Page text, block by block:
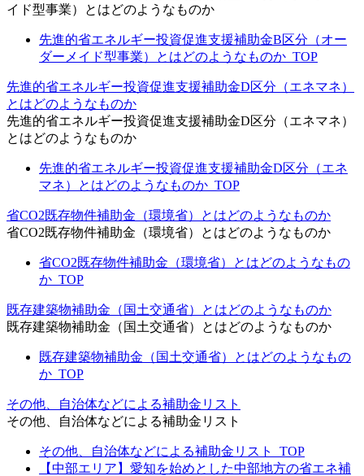
イド型事業）とはどのようなものか
先進的省エネルギー投資促進支援補助金B区分（オー
ダーメイド型事業）とはどのようなものか_TOP
先進的省エネルギー投資促進支援補助金D区分（エネマネ）
とはどのようなものか
先進的省エネルギー投資促進支援補助金D区分（エネマネ）
とはどのようなものか
先進的省エネルギー投資促進支援補助金D区分（エネ
マネ）とはどのようなものか_TOP
省CO2既存物件補助金（環境省）とはどのようなものか
省CO2既存物件補助金（環境省）とはどのようなものか
省CO2既存物件補助金（環境省）とはどのようなもの
か_TOP
既存建築物補助金（国土交通省）とはどのようなものか
既存建築物補助金（国土交通省）とはどのようなものか
既存建築物補助金（国土交通省）とはどのようなもの
か_TOP
その他、自治体などによる補助金リスト
その他、自治体などによる補助金リスト
その他、自治体などによる補助金リスト_TOP
【中部エリア】愛知を始めとした中部地方の省エネ補